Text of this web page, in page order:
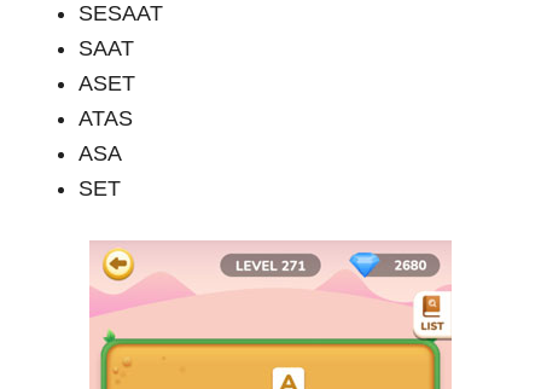
SESAAT
SAAT
ASET
ATAS
ASA
SET